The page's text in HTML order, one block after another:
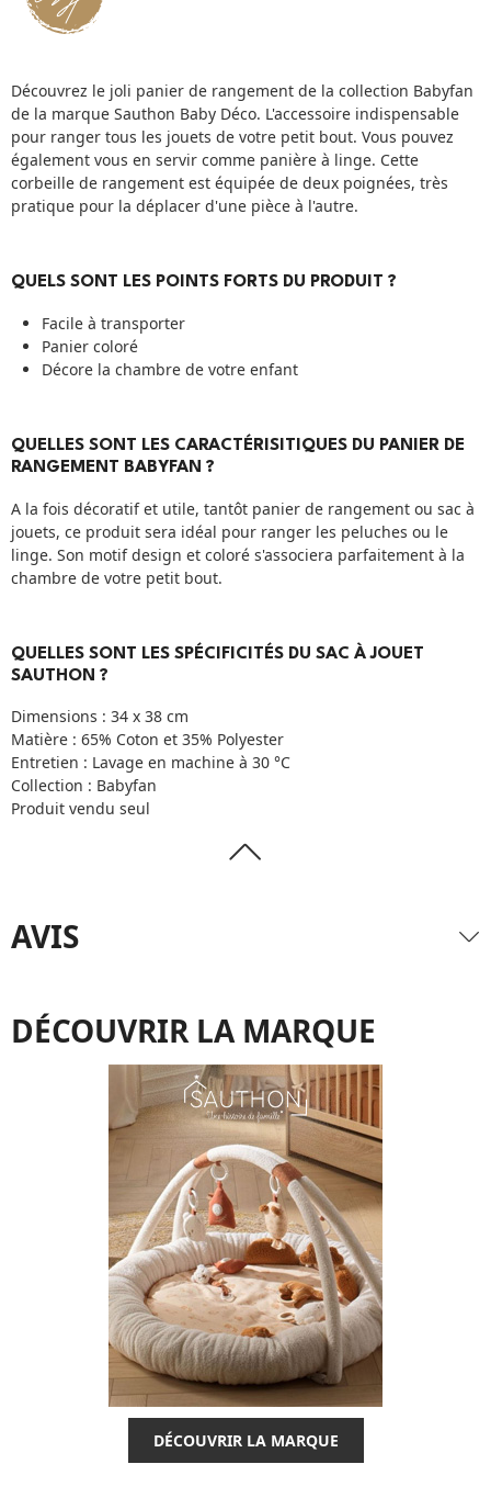
Découvrez le joli panier de rangement de la collection Babyfan
de la marque Sauthon Baby Déco. L'accessoire indispensable
pour ranger tous les jouets de votre petit bout. Vous pouvez
également vous en servir comme panière à linge. Cette
corbeille de rangement est équipée de deux poignées, très
pratique pour la déplacer d'une pièce à l'autre.
QUELS SONT LES POINTS FORTS DU PRODUIT ?
Facile à transporter
Panier coloré
Décore la chambre de votre enfant
QUELLES SONT LES CARACTÉRISITIQUES DU PANIER DE
RANGEMENT BABYFAN ?
A la fois décoratif et utile, tantôt panier de rangement ou sac à
jouets, ce produit sera idéal pour ranger les peluches ou le
linge. Son motif design et coloré s'associera parfaitement à la
chambre de votre petit bout.
QUELLES SONT LES SPÉCIFICITÉS DU SAC À JOUET
SAUTHON ?
Dimensions : 34 x 38 cm
Matière : 65% Coton et 35% Polyester
Entretien : Lavage en machine à 30 °C
Collection : Babyfan
Produit vendu seul
AVIS
DÉCOUVRIR LA MARQUE
DÉCOUVRIR LA MARQUE